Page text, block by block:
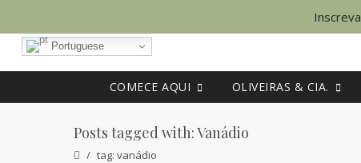
COMECE AQUI OLIVEIRAS & CIA.
Posts tagged with: Vanádio
tag: vanádio
Portuguese